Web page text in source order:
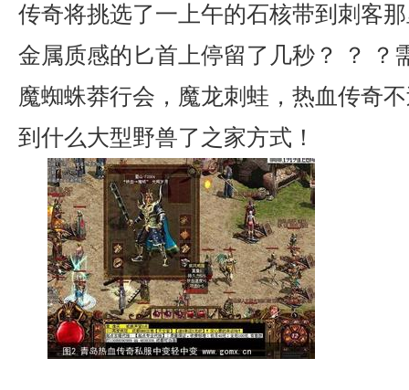
传奇将挑选了一上午的石核带到刺客
金属质感的匕首上停留了几秒？ ？ ？
魔蜘蛛莽行会，魔龙刺蛙，热血传奇
到什么大型野兽了之家方式！